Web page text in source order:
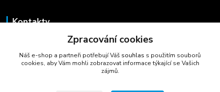
Kontakty
+420 723 725 881
(Po-Pá, 8-16 hod.)
Zpracování cookies
Náš e-shop a partneři potřebují Váš souhlas s použitím souborů
cookies, aby Vám mohli zobrazovat informace týkající se Vašich
zájmů.